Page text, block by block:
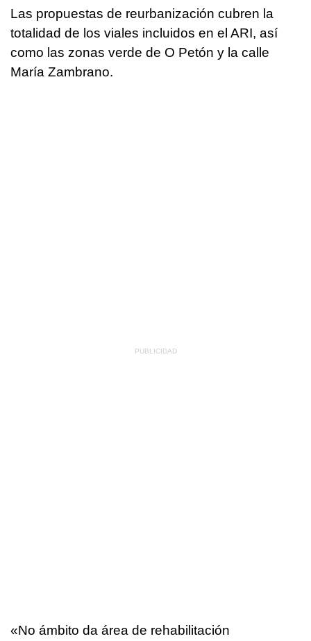
Las propuestas de reurbanización cubren la
totalidad de los viales incluidos en el ARI, así
como las zonas verde de O Petón y la calle
María Zambrano.
«No ámbito da área de rehabilitación